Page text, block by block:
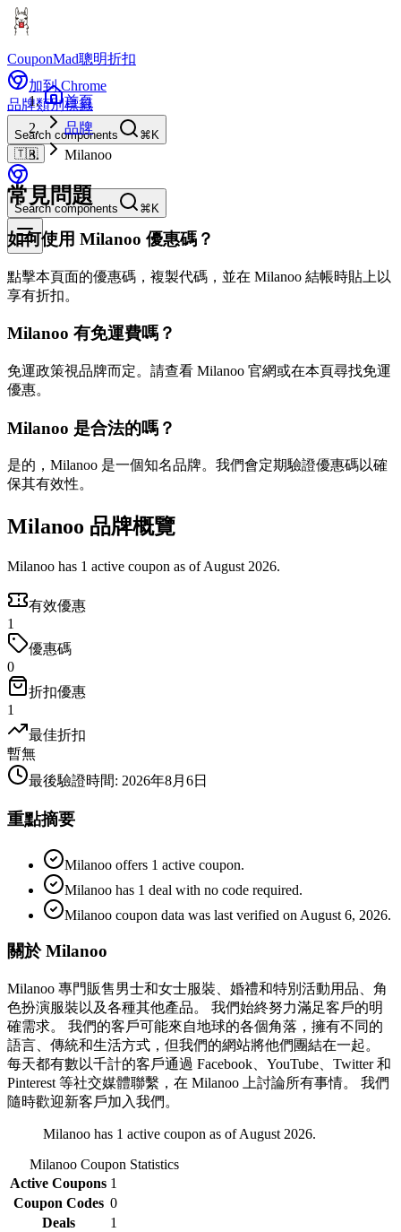
CouponMad聰明折扣
加到 Chrome
品牌類別標籤
Search components
⌘K
🇹🇼
Search components ⌘K
首頁
品牌
Milanoo
常見問題
如何使用 Milanoo 優惠碼？
點擊本頁面的優惠碼，複製代碼，並在 Milanoo 結帳時貼上以
享有折扣。
Milanoo 有免運費嗎？
免運政策視品牌而定。請查看 Milanoo 官網或在本頁尋找免運
優惠。
Milanoo 是合法的嗎？
是的，Milanoo 是一個知名品牌。我們會定期驗證優惠碼以確
保其有效性。
Milanoo 品牌概覽
Milanoo has 1 active coupon as of August 2026.
有效優惠
1
優惠碼
0
折扣優惠
1
最佳折扣
暫無
最後驗證時間: 2026年8月6日
重點摘要
Milanoo offers 1 active coupon.
Milanoo has 1 deal with no code required.
Milanoo coupon data was last verified on August 6, 2026.
關於 Milanoo
Milanoo 專門販售男士和女士服裝、婚禮和特別活動用品、角
色扮演服裝以及各種其他產品。 我們始終努力滿足客戶的明
確需求。 我們的客戶可能來自地球的各個角落，擁有不同的
語言、傳統和生活方式，但我們的網站將他們團結在一起。
每天都有數以千計的客戶通過 Facebook、YouTube、Twitter 和
Pinterest 等社交媒體聯繫，在 Milanoo 上討論所有事情。 我們
隨時歡迎新客戶加入我們。
Milanoo has 1 active coupon as of August 2026.
MilanooCoupon Statistics
Active Coupons 1
Coupon Codes 0
Deals
1